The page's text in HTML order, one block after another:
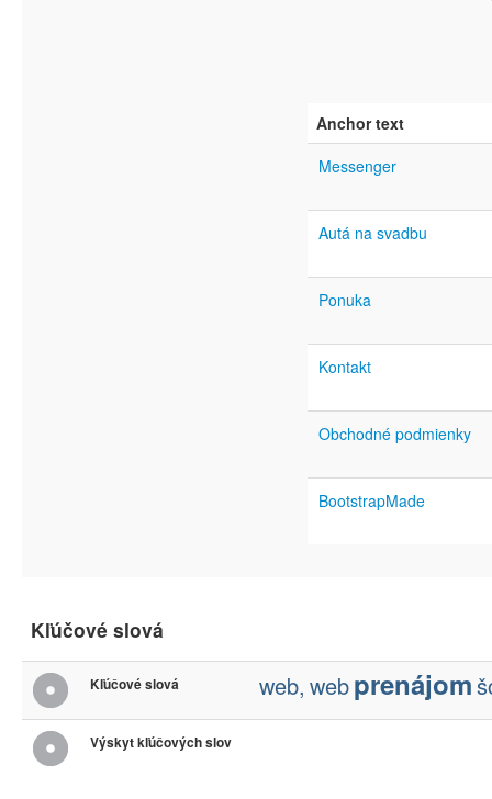
Anchor text
Messenger
Autá na svadbu
Ponuka
Kontakt
Obchodné podmienky
BootstrapMade
Kľúčové slová
Kľúčové slová web, webprenájom
Výskyt kľúčových slov